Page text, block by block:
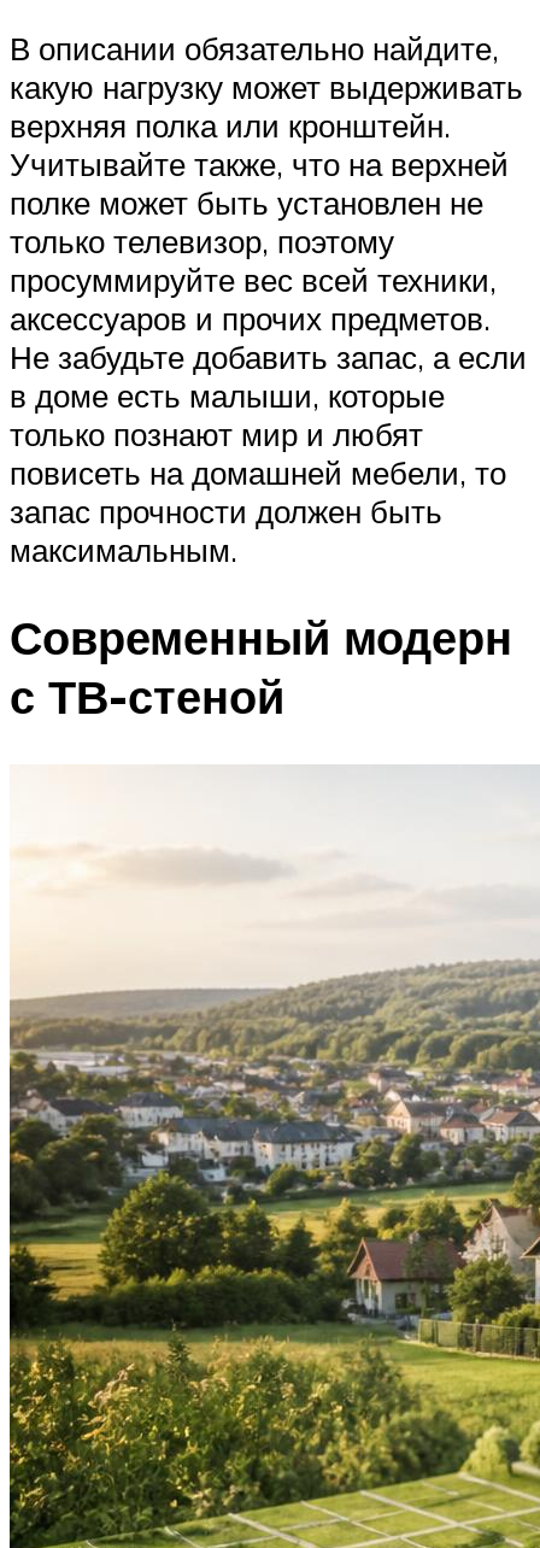
В описании обязательно найдите,
какую нагрузку может выдерживать
верхняя полка или кронштейн.
Учитывайте также, что на верхней
полке может быть установлен не
только телевизор, поэтому
просуммируйте вес всей техники,
аксессуаров и прочих предметов.
Не забудьте добавить запас, а если
в доме есть малыши, которые
только познают мир и любят
повисеть на домашней мебели, то
запас прочности должен быть
максимальным.
Современный модерн
с ТВ-стеной